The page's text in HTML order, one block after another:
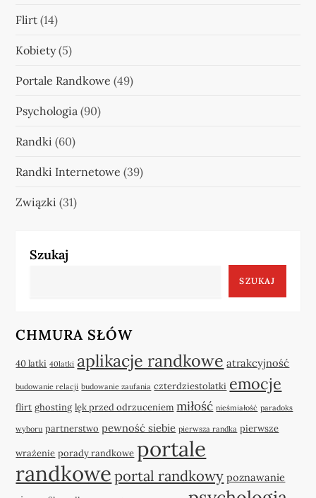
Flirt (14)
Kobiety(5)
Portale Randkowe (49)
Psychologia (90)
Randki (60)
Randki Internetowe (39)
Związki (31)
Szukaj
SZUKAJ
CHMURA SŁÓW
40 latki 40latki aplikacje randkowe atrakcyjność
budowanie relacji budowanie zaufania czterdziestolatki emocje
flirt ghosting lęk przed odrzuceniem miłość nieśmiałość paradoks
wyboru partnerstwo pewność siebie pierwsza randka pierwsze
wrażenie porady randkowe portale
randkowe portal randkowy poznawanie